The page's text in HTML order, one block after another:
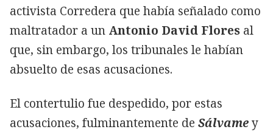
activista Corredera que había señalado como
maltratador a un Antonio David Flores al
que, sin embargo, los tribunales le habían
absuelto de esas acusaciones.
El contertulio fue despedido, por estas
acusaciones, fulminantemente de Sálvamey